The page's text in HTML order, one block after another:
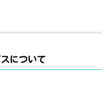
について